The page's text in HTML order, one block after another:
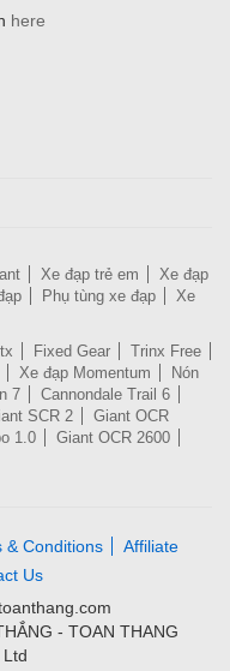
here
Xe đạp trẻ em
Xe đạp
Phụ tùng xe đạp
Xe
Fixed Gear
Trinx Free
Xe đạp Momentum
Nón
7
Cannondale Trail 6
SCR 2
Giant OCR
1.0
Giant OCR 2600
& Conditions
Affiliate
Us
- TOAN THANG
Ltd